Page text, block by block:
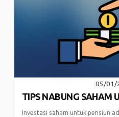
05/01/
TIPS NABUNG SAHAM
Investasi saham untuk pensiun